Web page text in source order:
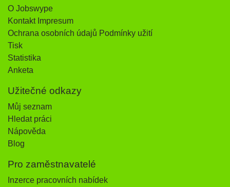
O Jobswype
Kontakt Impresum
Ochrana osobních údajů Podmínky užití
Tisk
Statistika
Anketa
Užitečné odkazy
Můj seznam
Hledat práci
Nápověda
Blog
Pro zaměstnavatelé
Inzerce pracovních nabídek